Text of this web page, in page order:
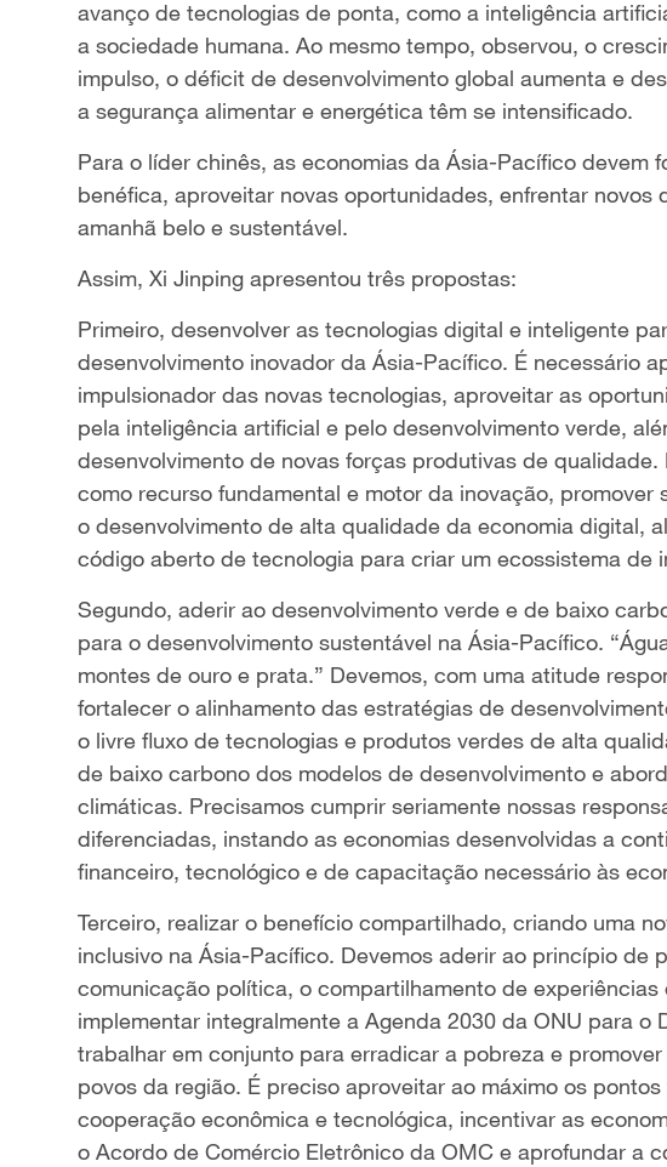
avanço de tecnologias de ponta, como a inteligência
a sociedade humana. Ao mesmo tempo, observou, o
impulso, o déficit de desenvolvimento global aumenta e
a segurança alimentar e energética têm se intensificado.
Para o líder chinês, as economias da Ásia-Pacífico devem
benéfica, aproveitar novas oportunidades, enfrentar novos
amanhã belo e sustentável.
Assim, Xi Jinping apresentou três propostas:
Primeiro, desenvolver as tecnologias digital e inteligente
desenvolvimento inovador da Ásia-Pacífico. É necessário
impulsionador das novas tecnologias, aproveitar as
pela inteligência artificial e pelo desenvolvimento verde,
desenvolvimento de novas forças produtivas de
como recurso fundamental e motor da inovação, promover
o desenvolvimento de alta qualidade da economia digital,
código aberto de tecnologia para criar um ecossistema de
Segundo, aderir ao desenvolvimento verde e de baixo
para o desenvolvimento sustentável na Ásia-Pacífico.
montes de ouro e prata.” Devemos, com uma atitude
fortalecer o alinhamento das estratégias de
o livre fluxo de tecnologias e produtos verdes de alta
de baixo carbono dos modelos de desenvolvimento e
climáticas. Precisamos cumprir seriamente nossas
diferenciadas, instando as economias desenvolvidas a
financeiro, tecnológico e de capacitação necessário às
Terceiro, realizar o benefício compartilhado, criando uma
inclusivo na Ásia-Pacífico. Devemos aderir ao princípio de
comunicação política, o compartilhamento de
implementar integralmente a Agenda 2030 da ONU para o
trabalhar em conjunto para erradicar a pobreza e
povos da região. É preciso aproveitar ao máximo os
cooperação econômica e tecnológica, incentivar as
o Acordo de Comércio Eletrônico da OMC e aprofundar a